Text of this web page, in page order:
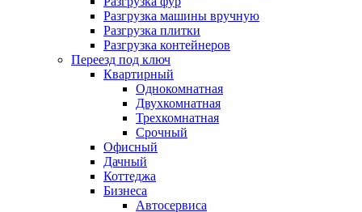
Разгрузка машины вручную
Разгрузка плитки
Разгрузка контейнеров
Переезд под ключ
Квартирный
Однокомнатная
Двухкомнатная
Трехкомнатная
Срочный
Офисный
Дачный
Коттеджа
Бизнеса
Автосервиса